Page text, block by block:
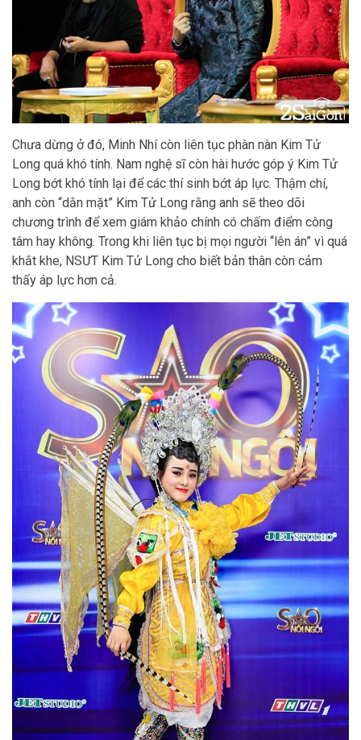
Chưa dừng ở đó, Minh Nhí còn liên tục phàn nàn Kim Tử
Long quá khó tính. Nam nghệ sĩ còn hài hước góp ý Kim Tử
Long bớt khó tính lại để các thí sinh bớt áp lực. Thậm chí,
anh còn “dằn mặt” Kim Tử Long rằng anh sẽ theo dõi
chương trình để xem giám khảo chính có chấm điểm công
tâm hay không. Trong khi liên tục bị mọi người “lên án” vì quá
khắt khe, NSƯT Kim Tử Long cho biết bản thân còn cảm
thấy áp lực hơn cả.